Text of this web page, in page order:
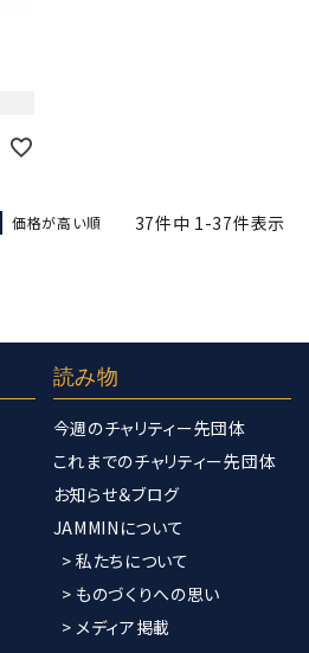
価格が高い順 37件中 1-37件表示
読み物
今週のチャリティー先団体
これまでのチャリティー先団体
お知らせ＆ブログ
JAMMINについて
> 私たちについて
> ものづくりへの思い
> メディア掲載